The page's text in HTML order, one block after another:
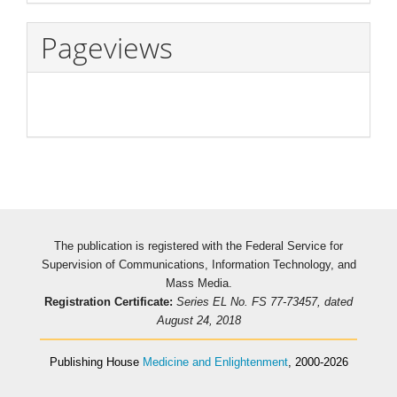
Pageviews
The publication is registered with the Federal Service for
Supervision of Communications, Information Technology, and
Mass Media.
Registration Certificate: Series EL No. FS 77-73457, dated
August 24, 2018
Publishing House Medicine and Enlightenment, 2000-2026